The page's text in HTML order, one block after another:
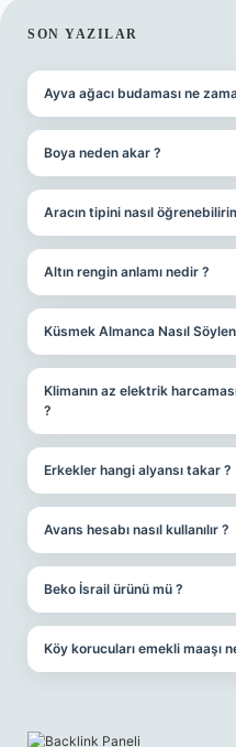
SIDEBAR
SON YAZILAR
Ayva ağacı budaması ne
Boya neden akar ?
Aracın tipini nasıl
Altın rengin anlamı nedir ?
Küsmek Almanca Nasıl
Klimanın az elektrik
?
Erkekler hangi alyansı takar ?
Avans hesabı nasıl kullanılır ?
Beko İsrail ürünü mü ?
Köy korucuları emekli maaşı